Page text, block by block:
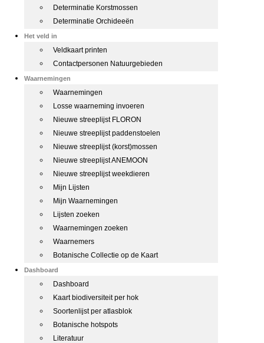
Determinatie Korstmossen
Determinatie Orchideeën
Het veld in
Veldkaart printen
Contactpersonen Natuurgebieden
Waarnemingen
Waarnemingen
Losse waarneming invoeren
Nieuwe streeplijst FLORON
Nieuwe streeplijst paddenstoelen
Nieuwe streeplijst (korst)mossen
Nieuwe streeplijst ANEMOON
Nieuwe streeplijst weekdieren
Mijn Lijsten
Mijn Waarnemingen
Lijsten zoeken
Waarnemingen zoeken
Waarnemers
Botanische Collectie op de Kaart
Dashboard
Dashboard
Kaart biodiversiteit per hok
Soortenlijst per atlasblok
Botanische hotspots
Literatuur